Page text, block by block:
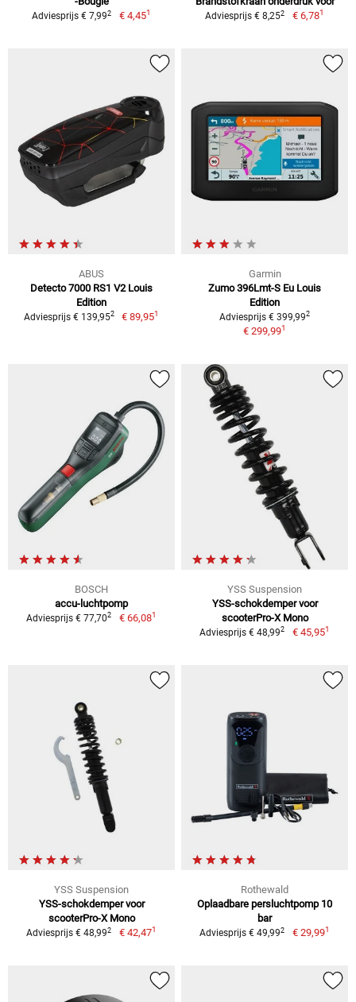
Adviesprijs € 7,992 € 4,451 Adviesprijs € 8,252 € 6,781
ABUS
Detecto 7000 RS1 V2 Louis
Edition
Adviesprijs € 139,952 € 89,951
Garmin
Zumo 396Lmt-S Eu Louis
Edition
Adviesprijs € 399,992
€ 299,991
BOSCH
accu-luchtpomp
Adviesprijs € 77,702 € 66,081
YSS Suspension
YSS-schokdemper voor
scooterPro-X Mono
Adviesprijs € 48,992 € 45,951
YSS Suspension
YSS-schokdemper voor
scooterPro-X Mono
Adviesprijs € 48,992 € 42,471
Rothewald
Oplaadbare persluchtpomp 10
bar
Adviesprijs € 49,992 € 29,991